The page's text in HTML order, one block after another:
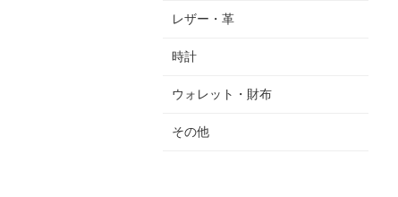
レザー・革
時計
ウォレット・財布
その他